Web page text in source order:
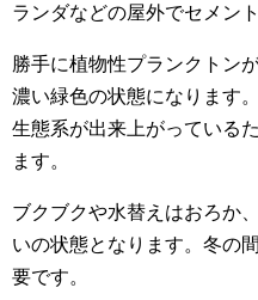
ランダなどの屋外でセメン
勝手に植物性プランクトン
濃い緑色の状態になります
生態系が出来上がっている
ます。
ブクブクや水替えはおろか
いの状態となります。冬の
要です。